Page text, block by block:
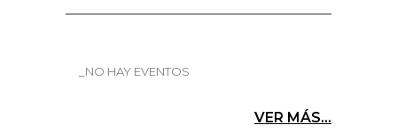
_NO HAY EVENTOS
VER MÁS...